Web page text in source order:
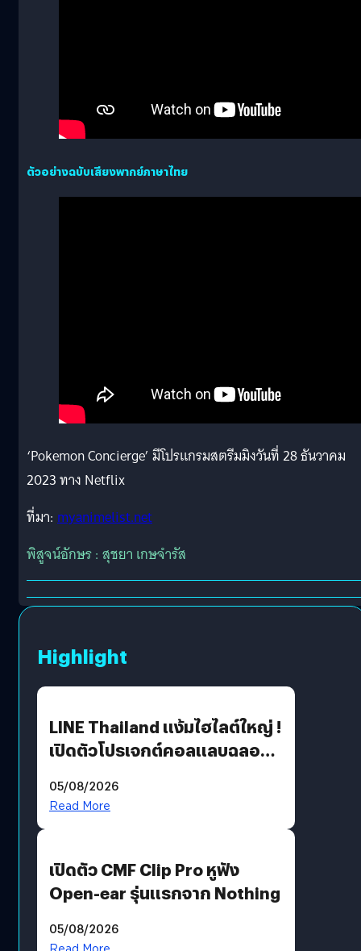
ตัวอย่างฉบับเสียงพากย์ภาษาไทย
‘Pokemon Concierge’ มีโปรแกรมสตรีมมิงวันที่ 28 ธันวาคม
2023 ทาง Netflix
ที่มา: myanimelist.net
พิสูจน์อักษร : สุชยา เกษจำรัส
Highlight
LINE Thailand แง้มไฮไลต์ใหญ่ !
เปิดตัวโปรเจกต์คอลแลบฉลอง
Moon x LINE FRIENDS
05/08/2026
Read More
เปิดตัว CMF Clip Pro หูฟัง
Open-ear รุ่นแรกจาก Nothing
05/08/2026